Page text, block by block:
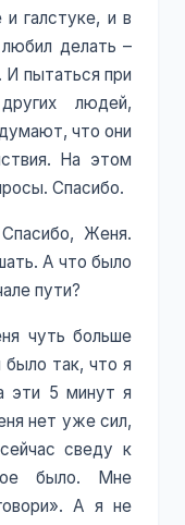
галстуке, и в
делать –
И пытаться при
людей,
что они
На этом
Спасибо.
Женя.
А что было
пути?
чуть больше
было так, что я
эти 5 минут я
нет уже сил,
сведу к
было. Мне
А я не